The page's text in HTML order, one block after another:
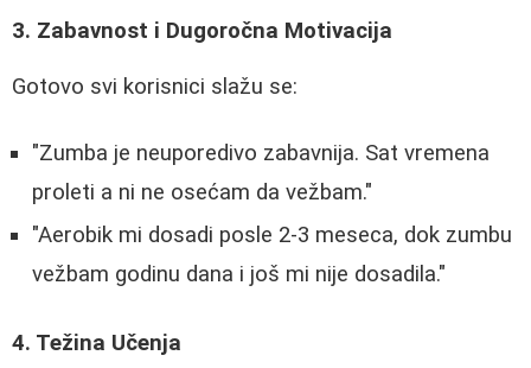
3. Zabavnost i Dugoročna Motivacija
Gotovo svi korisnici slažu se:
"Zumba je neuporedivo zabavnija. Sat vremena
proleti a ni ne osećam da vežbam."
"Aerobik mi dosadi posle 2-3 meseca, dok zumbu
vežbam godinu dana i još mi nije dosadila."
4. Težina Učenja